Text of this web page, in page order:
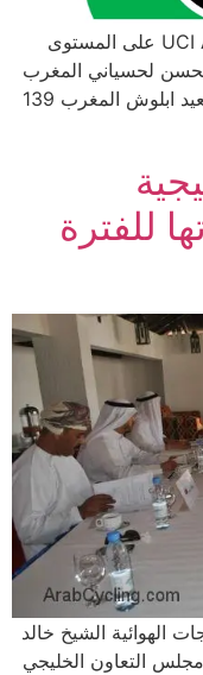
التصنيف الافريقي UCI Africa Tour Ranking على المستوى
: الترتيب الاسم الدولة النقاط 1 محسن لحسياني المغرب
219 2 عز الدين لعقاب الجزائر 192 4 سعيد ابلوش المغرب 139
للفترة
الهوائية الشيخ خالد
التعاون الخليجي